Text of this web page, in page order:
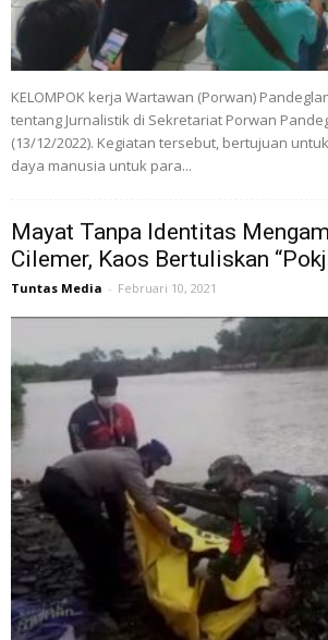
KELOMPOK kerja Wartawan (Porwan)
tentang Jurnalistik di Sekretariat Porwan
(13/12/2022). Kegiatan tersebut, bertujuan
daya manusia untuk para...
Mayat Tanpa Identitas
Cilemer, Kaos Bertuliskan
Tuntas Media - Februari 10, 2021